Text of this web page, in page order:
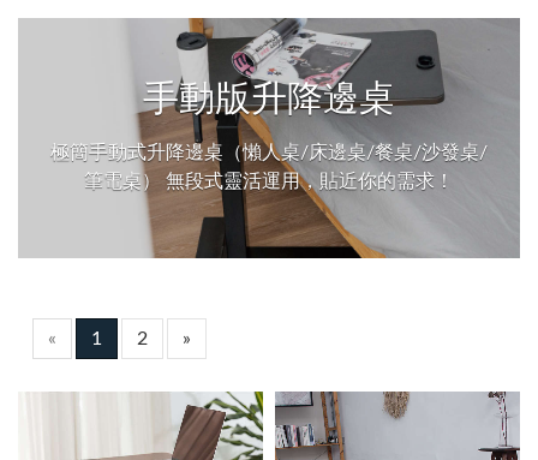
手動版升降邊桌
極簡手動式升降邊桌（懶人桌/床邊桌/餐桌/沙發桌/
筆電桌） 無段式靈活運用，貼近你的需求！
« 1 2 »